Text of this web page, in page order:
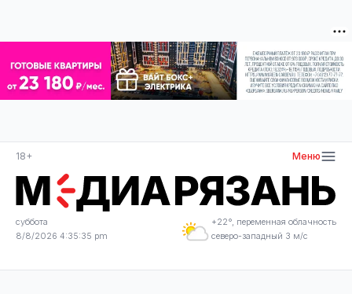
18+ Меню
суббота
8/8/2026 4:35:35 pm
+22°, переменная облачность
северо-западный 3 м/с